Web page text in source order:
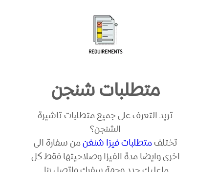
متطلبات شنجن
تريد التعرف على جميع متطلبات تاشيرة
الشنجن؟
تختلفمتطلبات فيزا شنغنمن سفارة الى
اخرى وايضا مدة الفيزا وصلاحيتها فقط كل